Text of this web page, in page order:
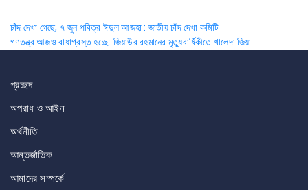
Post
navigation
চাঁদ দেখা গেছে, ৭ জুন পবিত্র ঈদুল আজহা : জাতীয় চাঁদ দেখা কমিটি
গণতন্ত্র আজও বাধাগ্রস্ত হচ্ছে: জিয়াউর রহমানের মৃত্যুবার্ষিকীতে খালেদা জিয়া
প্রচ্ছদ
অপরাধ ও আইন
অর্থনীতি
আন্তর্জাতিক
আমাদের সম্পর্কে